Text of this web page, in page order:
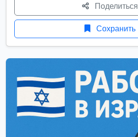
Поделиться
Сохранить